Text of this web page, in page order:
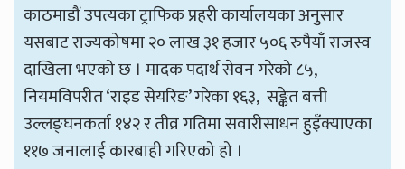
काठमाडौं उपत्यका ट्राफिक प्रहरी कार्यालयका अनुसार
यसबाट राज्यकोषमा २० लाख ३१ हजार ५०६ रुपैयाँ राजस्व
दाखिला भएको छ । मादक पदार्थ सेवन गरेको ८५,
नियमविपरीत ‘राइड सेयरिङ’ गरेका १६३, सङ्केत बत्ती
उल्लङ्घनकर्ता १४२ र तीव्र गतिमा सवारीसाधन हुइँक्याएका
११७ जनालाई कारबाही गरिएको हो ।